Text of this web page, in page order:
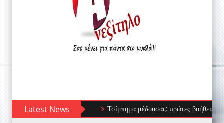
Latest News Τσίμπημα μέδουσας: πρώτες βοήθειες, τι να